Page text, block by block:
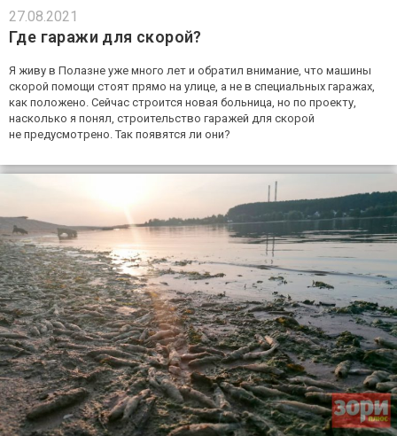
27.08.2021
Где гаражи для скорой?
Я живу в Полазне уже много лет и обратил внимание, что машины
скорой помощи стоят прямо на улице, а не в специальных гаражах,
как положено. Сейчас строится новая больница, но по проекту,
насколько я понял, строительство гаражей для скорой
не предусмотрено. Так появятся ли они?